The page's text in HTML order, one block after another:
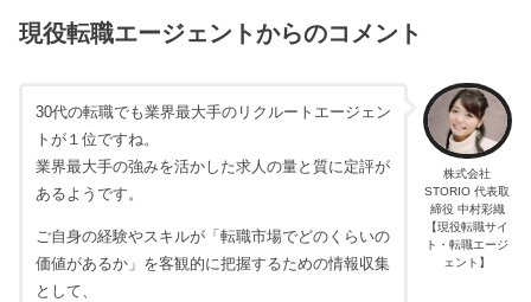
現役転職エージェントからのコメント
株式会社
STORIO 代表取
締役 中村彩織
【現役転職サイ
ト・転職エージ
ェント】
30代の転職でも業界最大手のリクルートエージェン
トが１位ですね。
業界最大手の強みを活かした求人の量と質に定評が
あるようです。
ご自身の経験やスキルが「転職市場でどのくらいの
価値があるか」を客観的に把握するための情報収集
として、